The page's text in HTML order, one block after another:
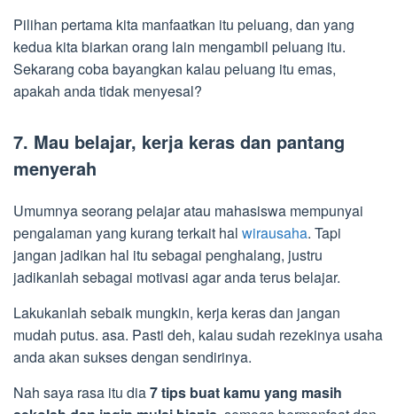
Pilihan pertama kita manfaatkan itu peluang, dan yang
kedua kita biarkan orang lain mengambil peluang itu.
Sekarang coba bayangkan kalau peluang itu emas,
apakah anda tidak menyesal?
7. Mau belajar, kerja keras dan pantang
menyerah
Umumnya seorang pelajar atau mahasiswa mempunyai
pengalaman yang kurang terkait hal wirausaha. Tapi
jangan jadikan hal itu sebagai penghalang, justru
jadikanlah sebagai motivasi agar anda terus belajar.
Lakukanlah sebaik mungkin, kerja keras dan jangan
mudah putus. asa. Pasti deh, kalau sudah rezekinya usaha
anda akan sukses dengan sendirinya.
Nah saya rasa itu dia7 tips buat kamu yang masih